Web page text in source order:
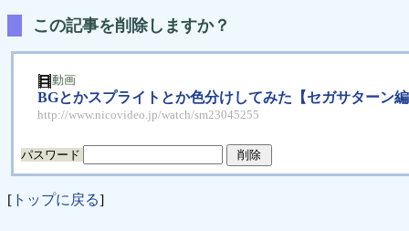
この記事を削除しますか？
動画
BGとかスプライトとか色分けしてみた【セガサターン
http://www.nicovideo.jp/watch/sm23045255
パスワード
[ トップに戻る]